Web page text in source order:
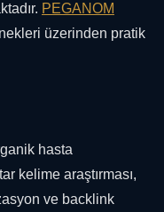
PEGANOM
üzerinden pratik
hasta
kelime araştırması,
ve backlink